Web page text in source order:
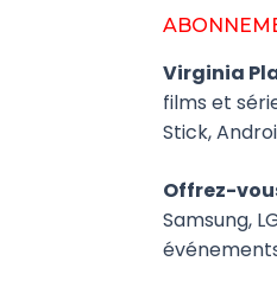
Virginia
films et
Stick,
Offrez-
Samsung,